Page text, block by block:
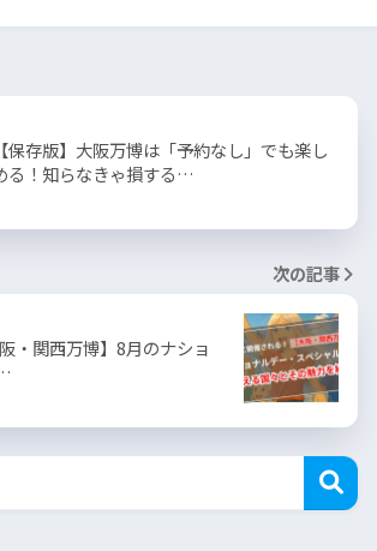
【保存版】大阪万博は「予約なし」でも楽し
る！知らなきゃ損する…
次の記事
・関西万博】8月のナショ